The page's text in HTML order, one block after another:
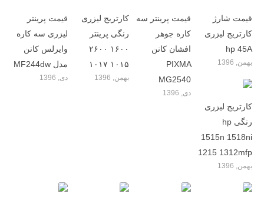
قیمت پرینتر
لیزری سه کاره
وایرلس کانن
مدل MF244dw
دی, 1396
کارتریج لیزری
رنگی پرینتر
۱۶۰۰ ۲۶۰۰
۱۰۱۵ ۱۰۱۷
بهمن, 1396
قیمت پرینتر سه
کاره جوهر
افشان کانن
PIXMA
MG2540
دی, 1396
قیمت شارژ
کارتریج لیزری
hp 45A
بهمن, 1396
کارتریج لیزری
رنگی hp
1515n 1518ni
1215 1312mfp
بهمن, 1396